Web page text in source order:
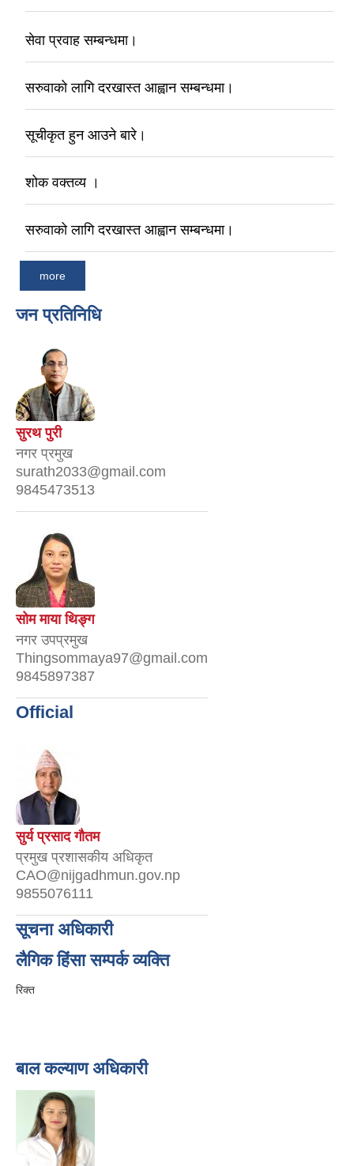
सेवा प्रवाह सम्बन्धमा।
सरुवाको लागि दरखास्त आह्वान सम्बन्धमा।
सूचीकृत हुन आउने बारे।
शोक वक्तव्य ।
सरुवाको लागि दरखास्त आह्वान सम्बन्धमा।
more
जन प्रतिनिधि
सुरथ पुरी
नगर प्रमुख
surath2033@gmail.com
9845473513
सोम माया थिङ्ग
नगर उपप्रमुख
Thingsommaya97@gmail.com
9845897387
Official
सुर्य प्रसाद गौतम
प्रमुख प्रशासकीय अधिकृत
CAO@nijgadhmun.gov.np
9855076111
सूचना अधिकारी
लैगिक हिंसा सम्पर्क व्यक्ति
रिक्त
बाल कल्याण अधिकारी